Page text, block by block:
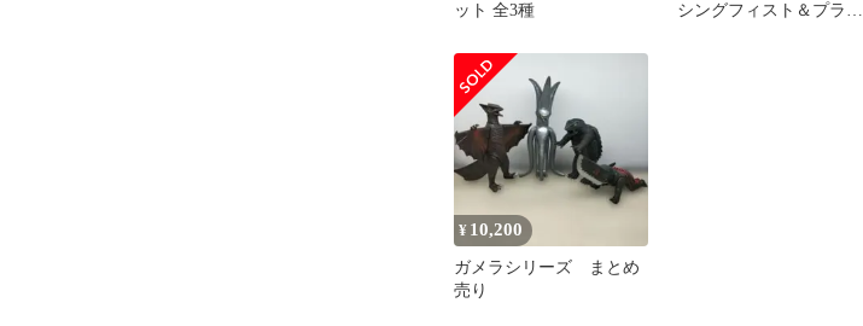
ット 全3種
シングフィスト＆プラズ
¥ 10,200
ガメラシリーズ まとめ
売り